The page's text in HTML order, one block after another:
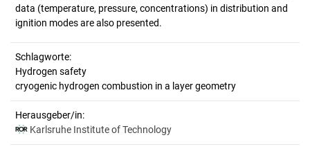
data (temperature, pressure, concentrations) in distribution and
Schlagworte:
Hydrogen safety
cryogenic hydrogen combustion in a layer geometry
Herausgeber/in:
Karlsruhe Institute of Technology